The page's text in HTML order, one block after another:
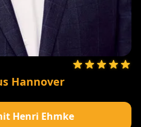
Hannover
Henri Ehmke